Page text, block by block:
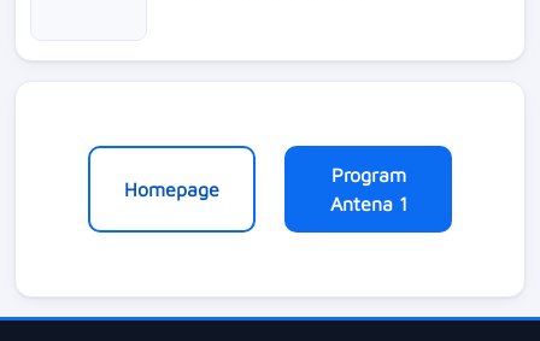
Homepage
Program
Antena 1